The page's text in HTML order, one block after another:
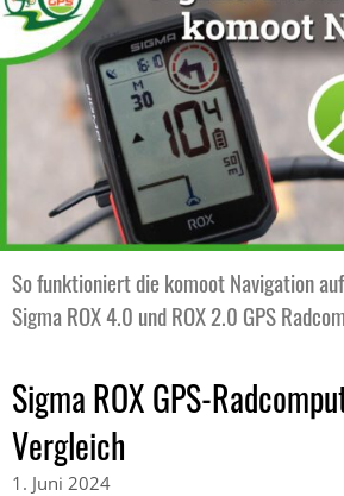
So funktioniert die komoot Navigation
Sigma ROX 4.0 und ROX 2.0 GPS
Sigma ROX GPS-
Vergleich
1. Juni 2024